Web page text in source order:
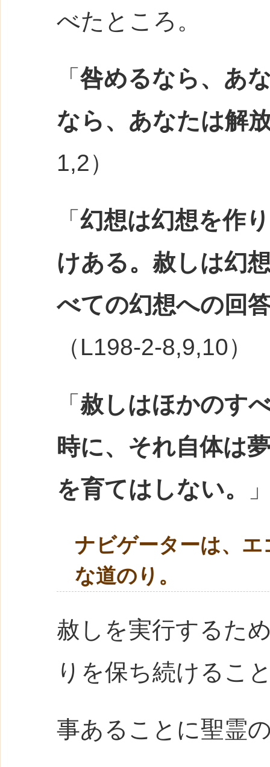
べたところ。
「 咎めるなら、あ
なら、あなたは解
1,2）
「 幻想は幻想を作
けある。赦しは幻
べての幻想への回
（L198-2-8,9,10）
「 赦しはほかのす
時に、それ自体は
を育てはしない。
ナビゲーターは、
な道のり。
赦しを実行するた
りを保ち続けるこ
事あることに聖霊